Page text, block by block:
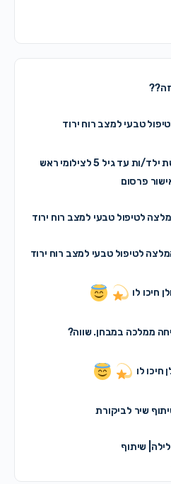
טבעי למצב רוח ירוד
מחפשת ילד/ות עד גיל 5 לצילומי ראש
פרסום
לטיפול טבעי למצב רוח ירוד
לטיפול טבעי למצב רוח ירוד
חיכו לו
ממלכה במבחן. שווה?
חיכו לו
שיר לביקורת
שיתוף